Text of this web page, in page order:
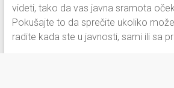
videti, tako da vas javna sramota
Pokušajte to da sprečite ukoliko
radite kada ste u javnosti, sami ili sa